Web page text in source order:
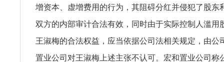
增资本、虚增费用的行为，其阻碍分红并侵犯了股东
双方的内部审计合法有效，同时由于实际控制人滥用
王淑梅的合法权益，应当依据公司法相关规定，由公
置业公司对王淑梅上述主张不认可。宏和置业公司称